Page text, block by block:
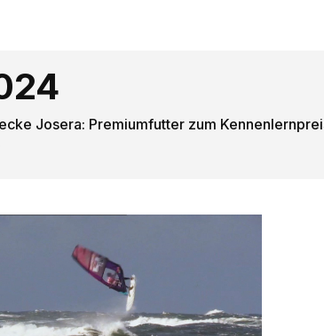
Josera: Premiumfutter zum